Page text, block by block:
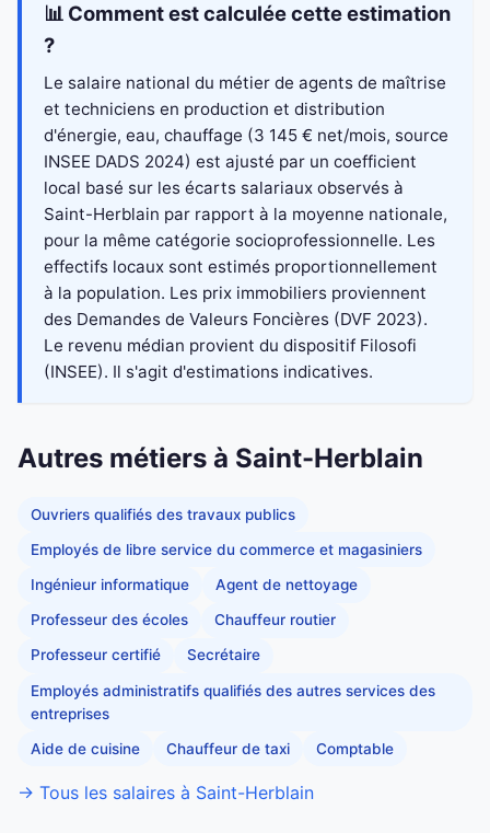
📊 Comment est calculée cette estimation
?
Le salaire national du métier de agents de maîtrise
et techniciens en production et distribution
d'énergie, eau, chauffage (3 145 € net/mois, source
INSEE DADS 2024) est ajusté par un coefficient
local basé sur les écarts salariaux observés à
Saint-Herblain par rapport à la moyenne nationale,
pour la même catégorie socioprofessionnelle. Les
effectifs locaux sont estimés proportionnellement
à la population. Les prix immobiliers proviennent
des Demandes de Valeurs Foncières (DVF 2023).
Le revenu médian provient du dispositif Filosofi
(INSEE). Il s'agit d'estimations indicatives.
Autres métiers à Saint-Herblain
Ouvriers qualifiés des travaux publics
Employés de libre service du commerce et magasiniers
Ingénieur informatique Agent de nettoyage
Professeur des écoles Chauffeur routier
Professeur certifié Secrétaire
Employés administratifs qualifiés des autres services des
entreprises
Aide de cuisine Chauffeur de taxi Comptable
→ Tous les salaires à Saint-Herblain